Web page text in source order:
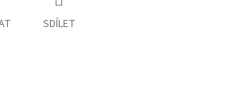
SDÍLET